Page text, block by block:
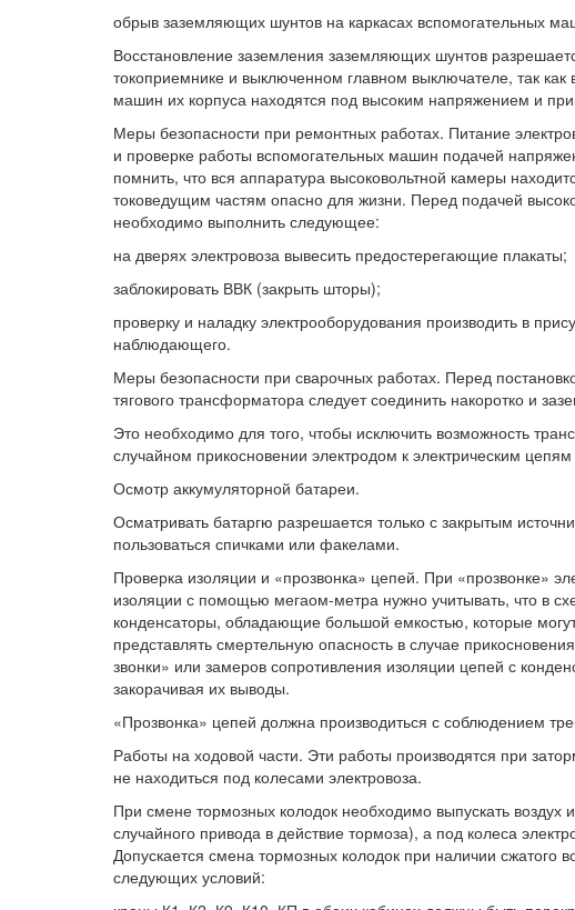
обрыв заземляющих шунтов на каркасах вспомогательных
Восстановление заземления заземляющих шунтов
токоприемнике и выключенном главном выключателе, так
машин их корпуса находятся под высоким напряжением и
Меры безопасности при ремонтных работах. Питание
и проверке работы вспомогательных машин подачей
помнить, что вся аппаратура высоковольтной камеры
токоведущим частям опасно для жизни. Перед подачей
необходимо выполнить следующее:
на дверях электровоза вывесить предостерегающие плакаты;
заблокировать ВВК (закрыть шторы);
проверку и наладку электрооборудования производить в
наблюдающего.
Меры безопасности при сварочных работах. Перед
тягового трансформатора следует соединить накоротко и
Это необходимо для того, чтобы исключить возможность
случайном прикосновении электродом к электрическим
Осмотр аккумуляторной батареи.
Осматривать батаргю разрешается только с закрытым
пользоваться спичками или факелами.
Проверка изоляции и «прозвонка» цепей. При «прозвонке»
изоляции с помощью мегаом-метра нужно учитывать, что в
конденсаторы, обладающие большой емкостью, которые
представлять смертельную опасность в случае
звонки» или замеров сопротивления изоляции цепей с
закорачивая их выводы.
«Прозвонка» цепей должна производиться с соблюдением
Работы на ходовой части. Эти работы производятся при
не находиться под колесами электровоза.
При смене тормозных колодок необходимо выпускать воздух
случайного привода в действие тормоза), а под колеса
Допускается смена тормозных колодок при наличии сжатого
следующих условий: